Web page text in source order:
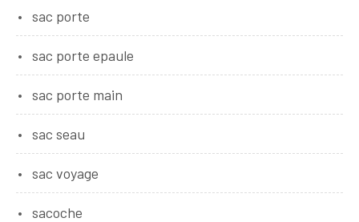
sac porte
sac porte epaule
sac porte main
sac seau
sac voyage
sacoche